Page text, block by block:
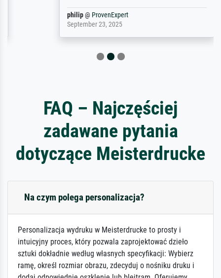
ProvenExpert
September 23, 2025
FAQ – Najczęściej
zadawane pytania
dotyczące Meisterdrucke
Na czym polega personalizacja?
Personalizacja wydruku w Meisterdrucke to prosty i
intuicyjny proces, który pozwala zaprojektować dzieło
sztuki dokładnie według własnych specyfikacji: Wybierz
ramę, określ rozmiar obrazu, zdecyduj o nośniku druku i